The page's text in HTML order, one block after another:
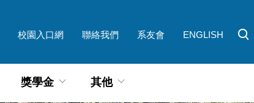
校園入口網 聯絡我們 系友會 ENGLISH
獎學金 其他